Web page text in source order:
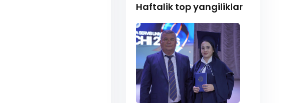
Haftalik top yangiliklar